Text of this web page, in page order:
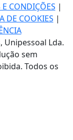
CONDIÇÕES |
DE COOKIES |
Unipessoal Lda.
sem
Todos os